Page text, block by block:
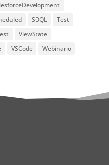
SOQL
Test
ViewState
VSCode Webinario